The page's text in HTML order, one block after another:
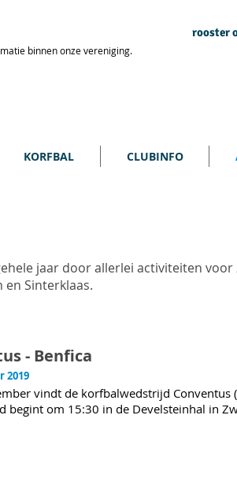
rooster
binnen onze vereniging.
KORFBAL CLUBINFO
jaar door allerlei activiteiten
Sinterklaas.
- Benfica
2019
vindt de korfbalwedstrijd Conventus
begint om 15:30 in de Develsteinhal in